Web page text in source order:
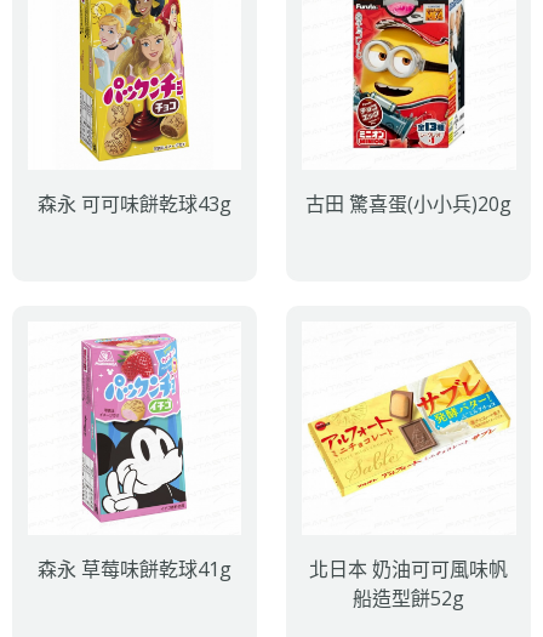
森永 可可味餅乾球43g 古田 驚喜蛋(小小兵)20g
森永 草莓味餅乾球41g
北日本 奶油可可風味帆
船造型餅52g